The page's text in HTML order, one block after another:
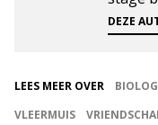
DEZE
LEES MEER OVER
VLEERMUIS